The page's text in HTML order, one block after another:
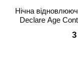
Нічна
Declare Age